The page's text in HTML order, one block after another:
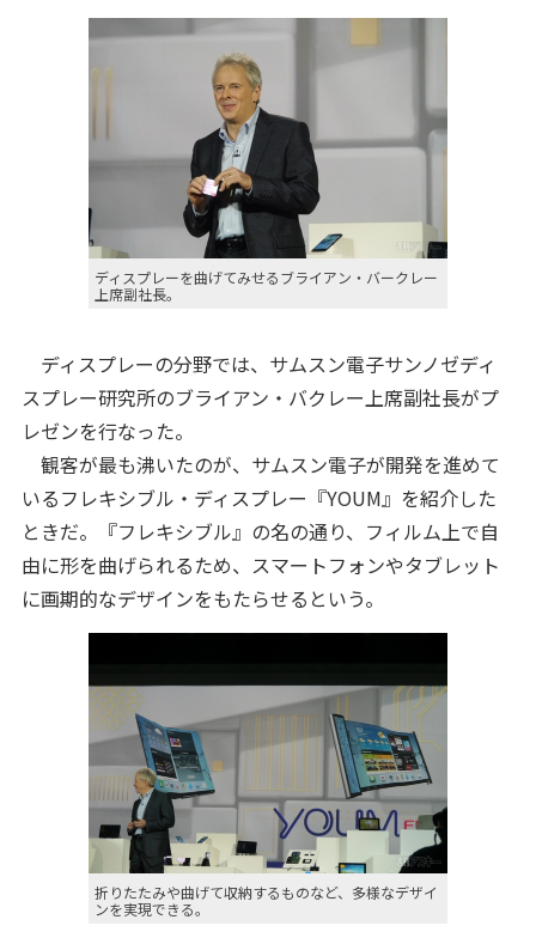
ディスプレーを曲げてみせるブライアン・バークレー
上席副社長。
ディスプレーの分野では、サムスン電子サンノゼディ
スプレー研究所のブライアン・バクレー上席副社長がプ
レゼンを行なった。
観客が最も沸いたのが、サムスン電子が開発を進めて
いるフレキシブル・ディスプレー『YOUM』を紹介した
ときだ。『フレキシブル』の名の通り、フィルム上で自
由に形を曲げられるため、スマートフォンやタブレット
に画期的なデザインをもたらせるという。
折りたたみや曲げて収納するものなど、多様なデザイ
ンを実現できる。